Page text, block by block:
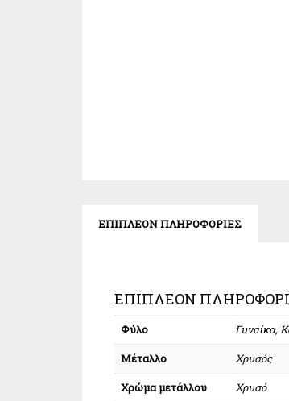
ΕΠΙΠΛΈΟΝ ΠΛΗΡΟΦΟΡΊΕΣ
ΕΠΙΠΛΈΟΝ
Φύλο
Γυναίκα,
Μέταλλο
Χρυσός
Χρώμα μετάλλου
Χρυσό